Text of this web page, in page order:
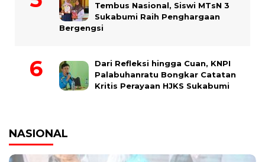
Tembus Nasional, Siswi MTsN 3
Sukabumi Raih Penghargaan
Bergengsi
Dari Refleksi hingga Cuan, KNPI
Palabuhanratu Bongkar Catatan
Kritis Perayaan HJKS Sukabumi
NASIONAL